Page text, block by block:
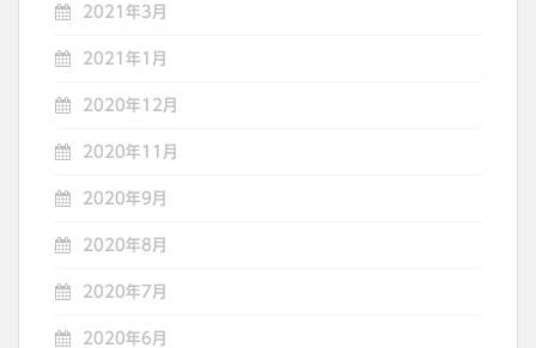
2021年3月
2021年1月
2020年12月
2020年11月
2020年9月
2020年8月
2020年7月
2020年6月